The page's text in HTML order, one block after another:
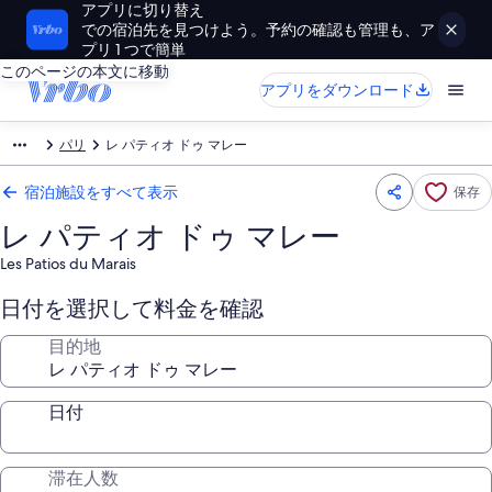
アプリに切り替え
での宿泊先を見つけよう。予約の確認も管理も、ア
プリ 1 つで簡単
このページの本文に移動
アプリをダウンロード
パリ レ パティオ ドゥ マレー
宿泊施設をすべて表示 保存
レ パティオ ドゥ マレー
Les Patios du Marais
日付を選択して料金を確認
目的地
日付
滞在人数